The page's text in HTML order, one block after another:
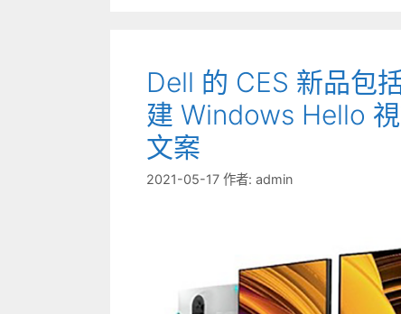
Dell 的 CES 新品包
建 Windows Hello
文案
2021-05-17 作者: admin